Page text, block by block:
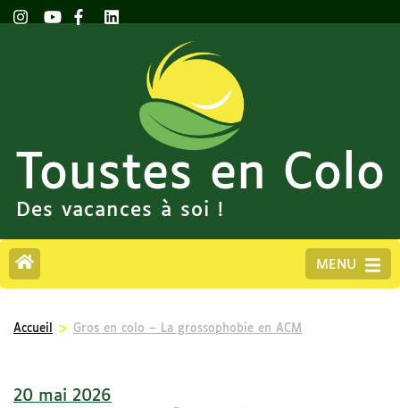
Toustes en Colo
Des vacances à soi !
MENU
Accueil > Gros en colo – La grossophobie en ACM
20 mai 2026